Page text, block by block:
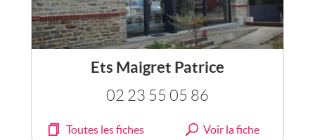
Ets Maigret Patrice
02 23 55 05 86
Toutes les fiches Voir la fiche